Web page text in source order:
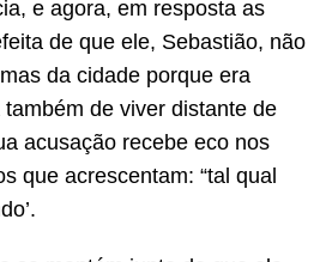
e agora, em resposta as
de que ele, Sebastião, não
da cidade porque era
de viver distante de
acusação recebe eco nos
que acrescentam: “tal qual